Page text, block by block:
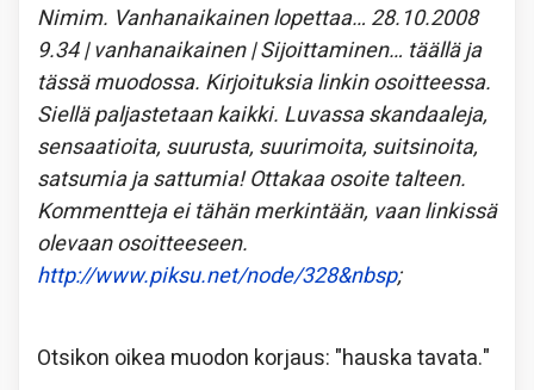
Nimim. Vanhanaikainen lopettaa… 28.10.2008
9.34 | vanhanaikainen | Sijoittaminen… täällä ja
tässä muodossa. Kirjoituksia linkin osoitteessa.
Siellä paljastetaan kaikki. Luvassa skandaaleja,
sensaatioita, suurusta, suurimoita, suitsinoita,
satsumia ja sattumia! Ottakaa osoite talteen.
Kommentteja ei tähän merkintään, vaan linkissä
olevaan osoitteeseen.
http://www.piksu.net/node/328&nbsp;
Otsikon oikea muodon korjaus: "hauska tavata."